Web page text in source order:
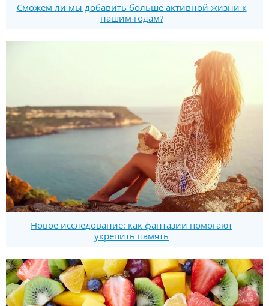
Сможем ли мы добавить больше активной жизни к
нашим годам?
Новое исследование: как фантазии помогают
укрепить память